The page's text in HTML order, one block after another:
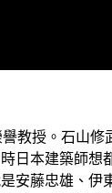
教授。石山
日本建築師
安藤忠雄、